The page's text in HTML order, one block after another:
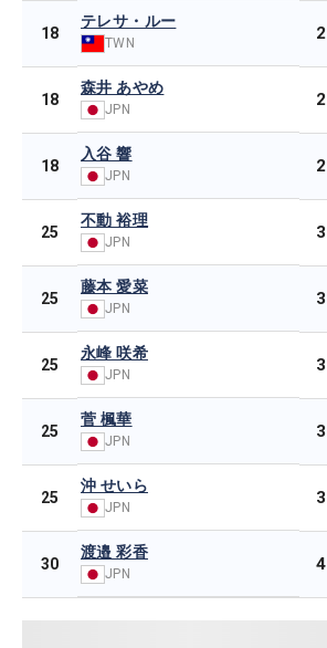
18
テレサ・ルー
TWN 2
18
森井 あやめ
JPN 2
18
入谷 響
JPN 2
25
不動 裕理
JPN 3
25
藤本 愛菜
JPN 3
25
永峰 咲希
JPN 3
25
菅 楓華
JPN 3
25
沖 せいら
JPN 3
30
渡邉 彩香
JPN 4